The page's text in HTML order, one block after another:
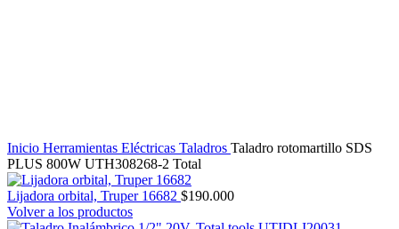
Inicio Herramientas Eléctricas Taladros Taladro rotomartillo SDS
PLUS 800W UTH308268-2 Total
Lijadora orbital, Truper 16682 $190.000
Volver a los productos